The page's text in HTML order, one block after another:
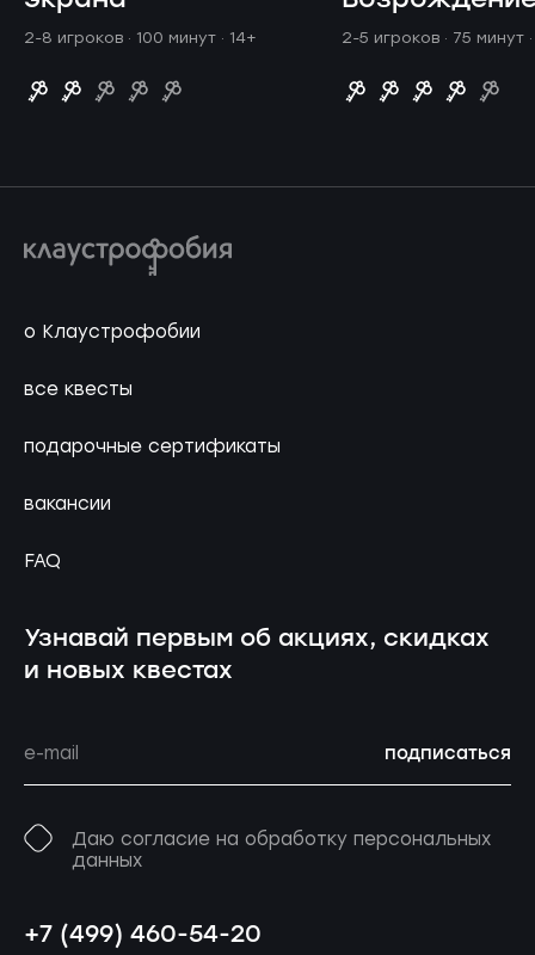
2-8 игроков · 100 минут · 14+ 2-5 игроков · 75 минут
о Клаустрофобии
все квесты
подарочные сертификаты
вакансии
FAQ
Узнавай первым об акциях, скидках
и новых квестах
подписаться
Даю согласие на обработку персональных
данных
+7 (499) 460-54-20